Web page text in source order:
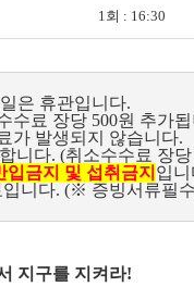
1회 : 16:30
은 휴관입니다.
료 장당 500원 추가됩
가 발생되지 않습니다.
니다. (취소수수료 장당
입금지 및 섭취금지 입
니다. (※ 증빙서류필
지구를 지켜라!